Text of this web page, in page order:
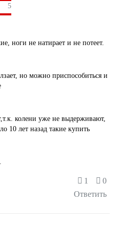
5
ноги не натирает и не потеет.
но можно приспособиться и
колени уже не выдерживают,
10 лет назад такие купить
Ответить
1 0